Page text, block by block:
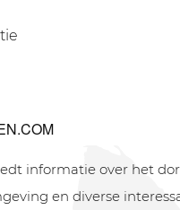
informatie over het
en diverse